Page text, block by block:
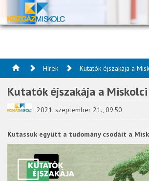
Hírek Kutatók éjszakája a
Kutatók éjszakája a
2021. szeptember 21., 09:50
Kutassuk együtt a tudomány csodáit a